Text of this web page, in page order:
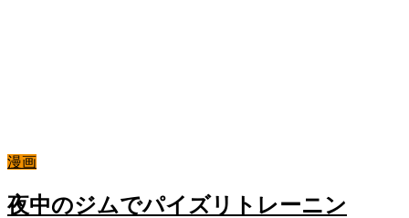
漫画
夜中のジムでパイズリトレーニン